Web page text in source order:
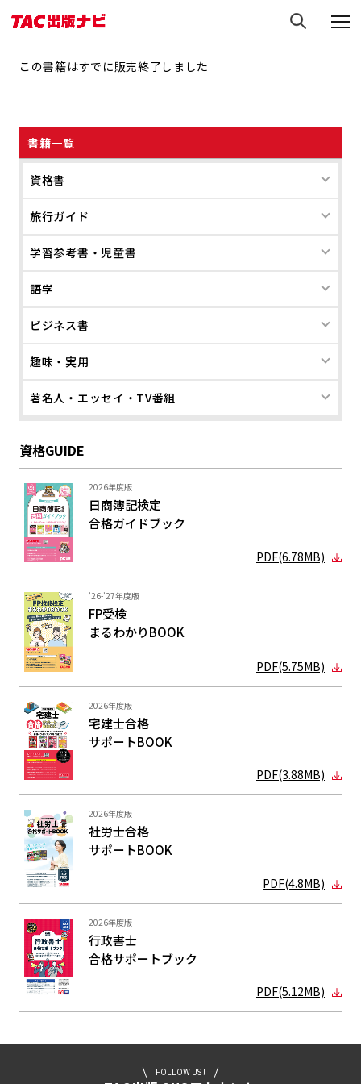
書籍一覧
資格書
旅行ガイド
学習参考書・児童書
語学
ビジネス書
趣味・実用
著名人・エッセイ・TV番組
資格GUIDE
2026年度版
日商簿記検定
合格ガイドブック
PDF(6.78MB)
'26-'27年度版
FP受検
まるわかりBOOK
PDF(5.75MB)
2026年度版
宅建士合格
サポートBOOK
PDF(3.88MB)
2026年度版
社労士合格
サポートBOOK
PDF(4.8MB)
2026年度版
行政書士
合格サポートブック
PDF(5.12MB)
この書籍はすでに販売終了しました
FOLLOW US !